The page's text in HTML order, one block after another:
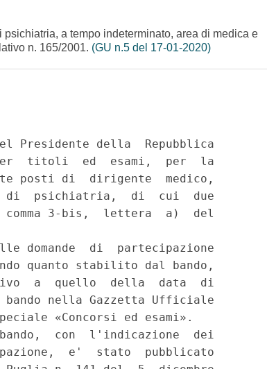
a tempo indeterminato, area di medica e
n. 165/2001. (GU n.5 del 17-01-2020)